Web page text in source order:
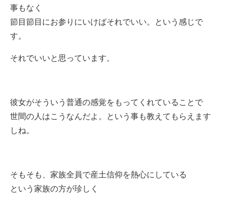
事もなく
節目節目にお参りにいけばそれでいい。という感じで
す。
それでいいと思っています。
彼女がそういう普通の感覚をもってくれていることで
世間の人はこうなんだよ。という事も教えてもらえます
しね。
そもそも、家族全員で産土信仰を熱心にしている
という家族の方が珍しく